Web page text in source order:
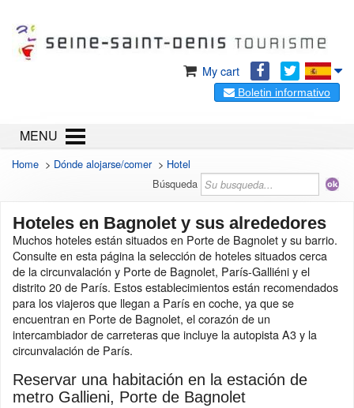
My cart
Boletin informativo
MENU
Home > Dónde alojarse/comer> Hotel
Búsqueda
Hoteles en Bagnolet y sus alrededores
Muchos hoteles están situados en Porte de Bagnolet y su barrio.
Consulte en esta página la selección de hoteles situados cerca
de la circunvalación y Porte de Bagnolet, París-Galliéni y el
distrito 20 de París. Estos establecimientos están recomendados
para los viajeros que llegan a París en coche, ya que se
encuentran en Porte de Bagnolet, el corazón de un
intercambiador de carreteras que incluye la autopista A3 y la
circunvalación de París.
Reservar una habitación en la estación de
metro Gallieni, Porte de Bagnolet